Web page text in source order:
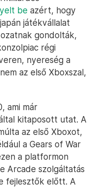
be azért, hogy
játékvállalat
gondolták,
régi
nyereség a
az első Xboxszal,
ami már
kitaposott utat. A
az első Xboxot,
a Gears of War
a platformon
Arcade szolgáltatás
fejlesztők előtt. A